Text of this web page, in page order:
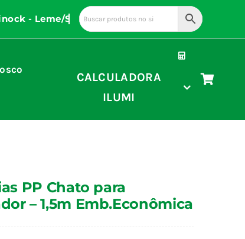
CALCULADORA
ILUMI
PP Chato para
– 1,5m Emb.Econômica